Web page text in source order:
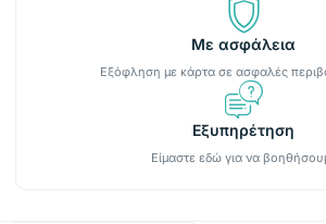
Με ασφάλεια
Εξόφληση με κάρτα σε ασφαλές
Εξυπηρέτηση
Είμαστε εδώ για να